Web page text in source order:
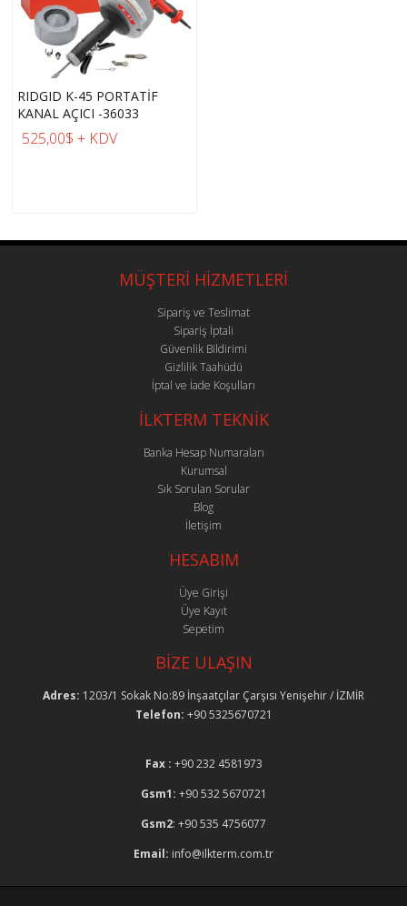
RIDGID K-45 PORTATİF
KANAL AÇICI -36033
525,00$ + KDV
MÜŞTERİ HİZMETLERİ
Sipariş ve Teslimat
Sipariş İptali
Güvenlik Bildirimi
Gizlilik Taahüdü
İptal ve İade Koşulları
İLKTERM TEKNİK
Banka Hesap Numaraları
Kurumsal
Sık Sorulan Sorular
Blog
İletişim
HESABIM
Üye Girişi
Üye Kayıt
Sepetim
BİZE ULAŞIN
Adres: 1203/1 Sokak No:89 İnşaatçılar Çarşısı Yenişehir / İZMİR
Telefon: +90 5325670721
Fax : +90 232 4581973
Gsm1: +90 532 5670721
Gsm2: +90 535 4756077
Email: info@ilkterm.com.tr